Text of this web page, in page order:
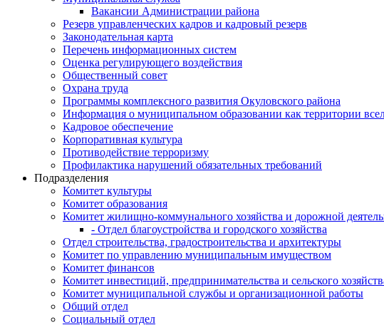
Вакансии Администрации района
Резерв управленческих кадров и кадровый резерв
Законодательная карта
Перечень информационных систем
Оценка регулирующего воздействия
Общественный совет
Охрана труда
Программы комплексного развития Окуловского района
Информация о муниципальном образовании как территории
Кадровое обеспечение
Корпоративная культура
Противодействие терроризму
Профилактика нарушений обязательных требований
Подразделения
Комитет культуры
Комитет образования
Комитет жилищно-коммунального хозяйства и дорожной
- Отдел благоустройства и городского хозяйства
Отдел строительства, градостроительства и архитектуры
Комитет по управлению муниципальным имуществом
Комитет финансов
Комитет инвестиций, предпринимательства и сельского
Комитет муниципальной службы и организационной работы
Общий отдел
Социальный отдел